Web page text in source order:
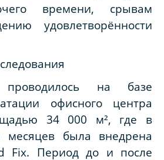
времени, срывам
удовлетворённости
проводилось на базе
офисного центра
34 000 м², где в
месяцев была внедрена
Fix. Период до и после